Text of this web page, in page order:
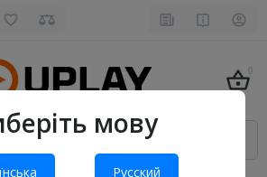
мову
Русский
0